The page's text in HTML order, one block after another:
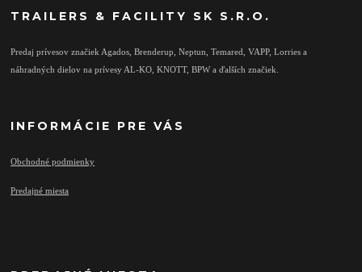
TRAILERS & FACILITY SK S.R.O.
Predaj prívesov značiek Agados, Brenderup, Neptun, Temared, VAPP, Lorries a
náhradných dielov na prívesy AL-KO, KNOTT, BPW a ďalších značiek.
INFORMÁCIE PRE VÁS
Obchodné podmienky
Predajné miesta